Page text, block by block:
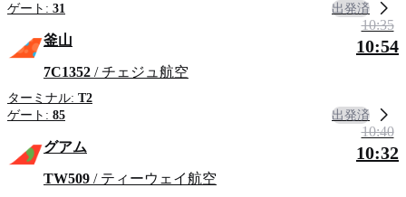
ゲート: 31 出発済
釜山
7C1352 / チェジュ航空
ターミナル: T2
ゲート: 85
10:35
10:54
出発済
グアム
TW509 / ティーウェイ航空
10:40
10:32